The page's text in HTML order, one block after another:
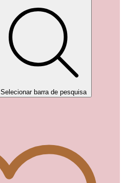
Selecionar barra de pesquisa